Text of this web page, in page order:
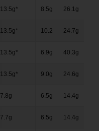
13.5g* 8.5g 26.1g
13.5g* 10.2 24.7g
13.5g* 6.9g 40.3g
13.5g* 9.0g 24.6g
7.8g 6.5g 14.4g
7.7g 6.5g 14.4g